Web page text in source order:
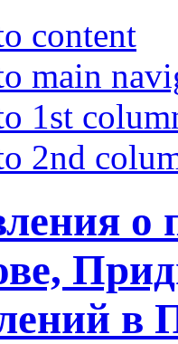
content
main
1st
2nd
о
в